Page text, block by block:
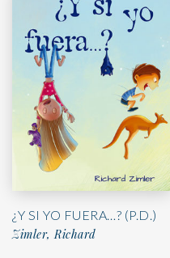
¿Y SI YO FUERA…? (P.D.)
Zimler, Richard